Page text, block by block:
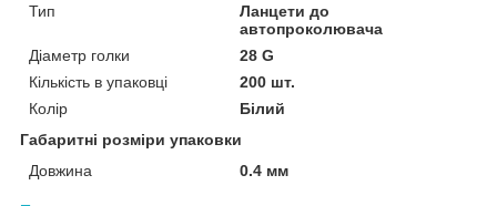
Тип
Ланцети до
автопроколювача
Діаметр голки
28 G
Кількість в упаковці
200 шт.
Колір
Білий
Габаритні розміри упаковки
Довжина
0.4 мм